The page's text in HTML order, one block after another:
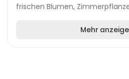
frischen Blumen,
Mehr